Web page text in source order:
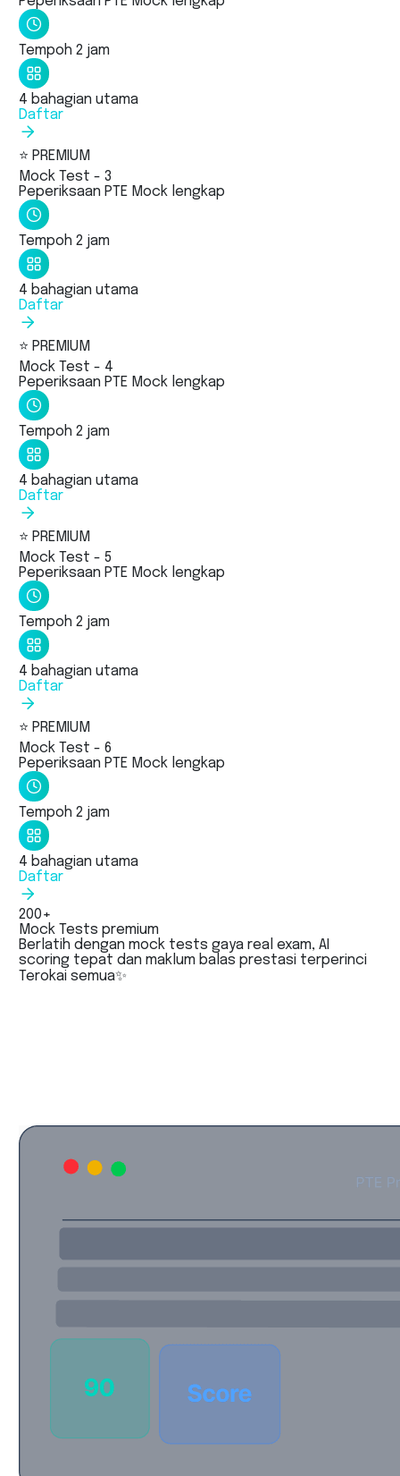
Tempoh 2 jam
4 bahagian utama
Daftar
⭐ PREMIUM
Mock Test - 3
Peperiksaan PTE Mock lengkap
Tempoh 2 jam
4 bahagian utama
Daftar
⭐ PREMIUM
Mock Test - 4
Peperiksaan PTE Mock lengkap
Tempoh 2 jam
4 bahagian utama
Daftar
⭐ PREMIUM
Mock Test - 5
Peperiksaan PTE Mock lengkap
Tempoh 2 jam
4 bahagian utama
Daftar
⭐ PREMIUM
Mock Test - 6
Peperiksaan PTE Mock lengkap
Tempoh 2 jam
4 bahagian utama
Daftar
200+
Mock Tests premium
Berlatih dengan mock tests gaya real exam, AI
scoring tepat dan maklum balas prestasi terperinci
Terokai semua✨